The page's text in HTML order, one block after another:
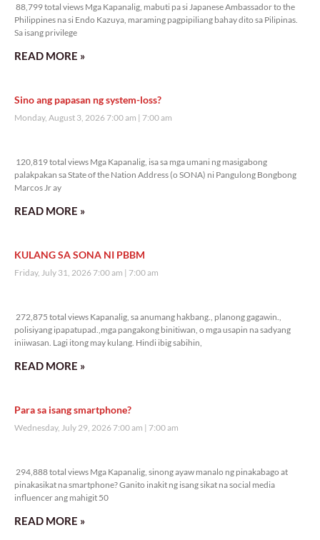
88,799 total views Mga Kapanalig, mabuti pa si Japanese Ambassador to the
Philippines na si Endo Kazuya, maraming pagpipiliang bahay dito sa Pilipinas.
Sa isang privilege
READ MORE »
Sino ang papasan ng system-loss?
Monday, August 3, 2026 7:00 am 7:00 am
120,819 total views Mga Kapanalig, isa sa mga umani ng masigabong
palakpakan sa State of the Nation Address (o SONA) ni Pangulong Bongbong
Marcos Jr ay
READ MORE »
KULANG SA SONA NI PBBM
Friday, July 31, 2026 7:00 am 7:00 am
272,875 total views Kapanalig, sa anumang hakbang., planong gagawin.,
polisiyang ipapatupad.,mga pangakong binitiwan, o mga usapin na sadyang
iniiwasan. Lagi itong may kulang. Hindi ibig sabihin,
READ MORE »
Para sa isang smartphone?
Wednesday, July 29, 2026 7:00 am 7:00 am
294,888 total views Mga Kapanalig, sinong ayaw manalo ng pinakabago at
pinakasikat na smartphone? Ganito inakit ng isang sikat na social media
influencer ang mahigit 50
READ MORE »